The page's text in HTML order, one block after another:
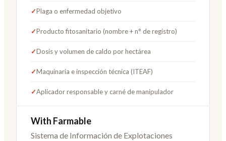
✓Plaga o enfermedad objetivo
✓Producto fitosanitario (nombre + n° de registro)
✓Dosis y volumen de caldo por hectárea
✓Maquinaria e inspección técnica (ITEAF)
✓Aplicador responsable y carné de manipulador
With Farmable
Sistema de Información de Explotaciones